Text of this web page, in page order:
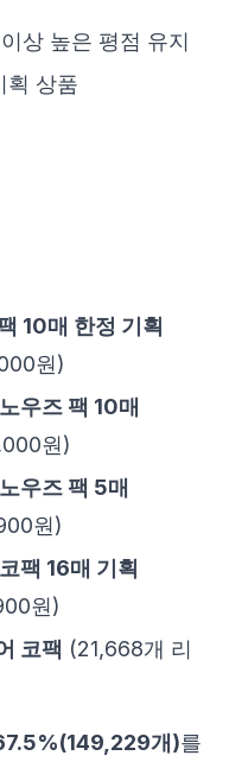
상 높은 평점 유지
획 상품
10매 한정 기획
원)
우즈 팩 10매
원)
우즈 팩 5매
원)
팩 16매 기획
원)
코팩 (21,668개 리
개)를